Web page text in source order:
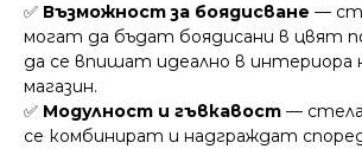
✅ Възможност за боядисване —
могат да бъдат боядисани в цвят
да се впишат идеално в интериора
магазин.
✅ Модулност и гъвкавост —
се комбинират и надграждат